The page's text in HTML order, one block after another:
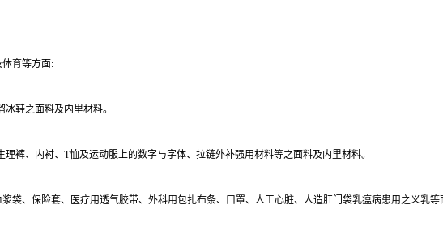
育等方面:
鞋之面料及内里材料。
裤、内衬、T恤及运动服上的数字与字体、拉链外补强用材料等之面料及内里材料。
袋、保险套、医疗用透气胶带、外科用包扎布条、口罩、人工心脏、人造肛门袋乳瘟病患用之义乳等